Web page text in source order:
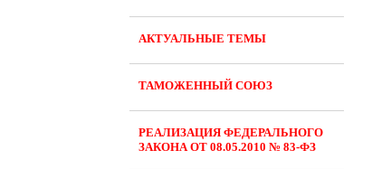
АКТУАЛЬНЫЕ ТЕМЫ
ТАМОЖЕННЫЙ СОЮЗ
РЕАЛИЗАЦИЯ ФЕДЕРАЛЬНОГО
ЗАКОНА ОТ 08.05.2010 № 83-ФЗ